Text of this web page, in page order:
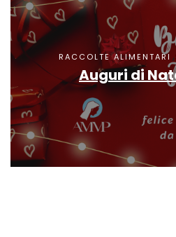
RACCOLTE ALIMENTARI ,
Auguri di